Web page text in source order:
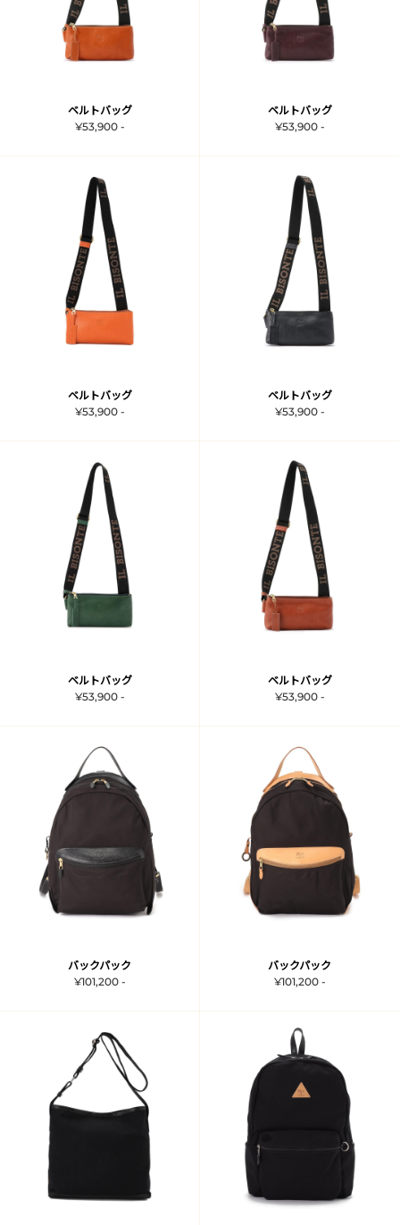
ベルトバッグ
¥53,900 -
ベルトバッグ
¥53,900 -
ベルトバッグ
¥53,900 -
ベルトバッグ
¥53,900 -
ベルトバッグ
¥53,900 -
ベルトバッグ
¥53,900 -
バックパック
¥101,200 -
バックパック
¥101,200 -